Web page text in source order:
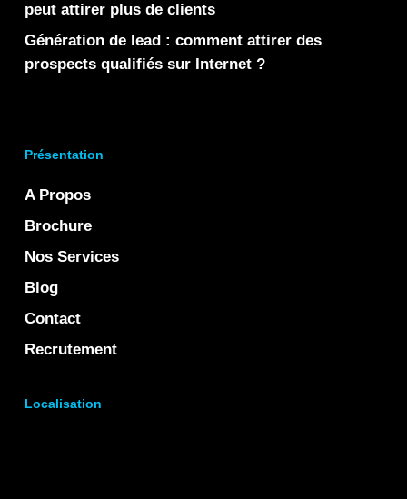
peut attirer plus de clients
Génération de lead : comment attirer des
prospects qualifiés sur Internet ?
Présentation
A Propos
Brochure
Nos Services
Blog
Contact
Recrutement
Localisation